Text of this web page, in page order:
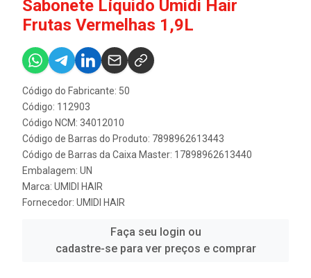
Sabonete Líquido Umidi Hair
Frutas Vermelhas 1,9L
Código do Fabricante: 50
Código: 112903
Código NCM: 34012010
Código de Barras do Produto: 7898962613443
Código de Barras da Caixa Master: 17898962613440
Embalagem: UN
Marca: UMIDI HAIR
Fornecedor: UMIDI HAIR
Faça seu login ou
cadastre-se para ver preços e comprar